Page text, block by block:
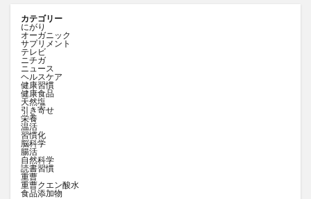
カテゴリー
にがり
オーガニック
サプリメント
テレビ
ニチガ
ニュース
ヘルスケア
健康習慣
健康食品
天然塩
引き寄せ
栄養
温活
習慣化
脳科学
腸活
自然科学
読書習慣
重曹
重曹クエン酸水
食品添加物